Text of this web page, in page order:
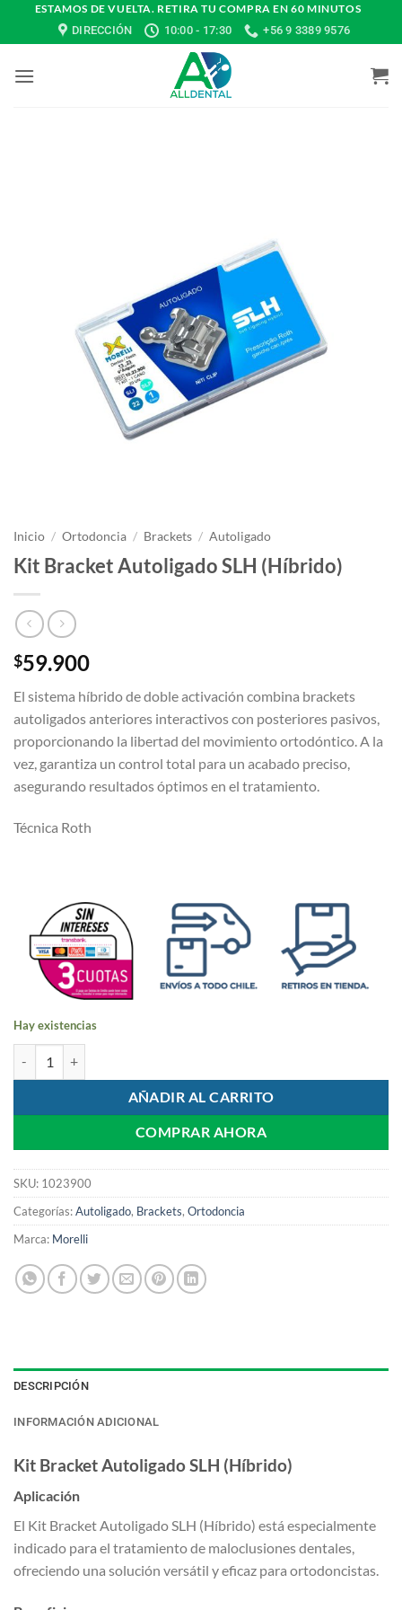
ESTAMOS DE VUELTA. RETIRA TU COMPRA EN 60 MINUTOS
DIRECCIÓN
10:00 - 17:30 +56 9 3389 9576
Inicio / Ortodoncia / Brackets / Autoligado
Kit Bracket Autoligado SLH (Híbrido)
$59.900
El sistema híbrido de doble activación combina brackets
autoligados anteriores interactivos con posteriores pasivos,
proporcionando la libertad del movimiento ortodóntico. A la
vez, garantiza un control total para un acabado preciso,
asegurando resultados óptimos en el tratamiento.
Técnica Roth
Hay existencias
AÑADIR AL CARRITO
COMPRAR AHORA
SKU: 1023900
Categorías:Autoligado, Brackets, Ortodoncia
Marca: Morelli
DESCRIPCIÓN
INFORMACIÓN ADICIONAL
Kit Bracket Autoligado SLH (Híbrido)
Aplicación
El Kit Bracket Autoligado SLH (Híbrido) está especialmente
indicado para el tratamiento de maloclusiones dentales,
ofreciendo una solución versátil y eficaz para ortodoncistas.